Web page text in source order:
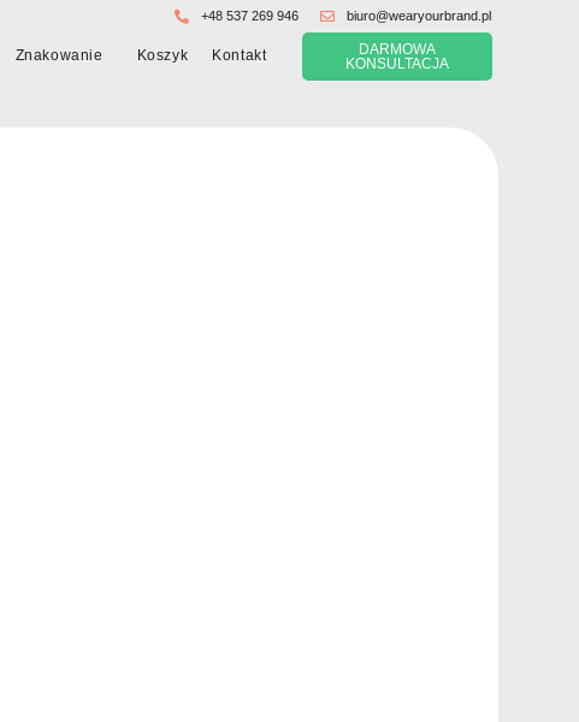
+48 537 269 946 biuro@wearyourbrand.pl
Znakowanie Koszyk Kontakt
DARMOWA
KONSULTACJA